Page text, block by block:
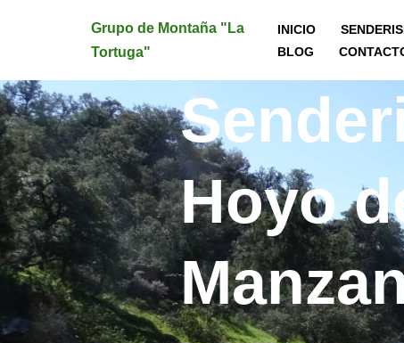
contenido
Grupo de Montaña "La
Tortuga"
INICIO
BLOG
Hoyo